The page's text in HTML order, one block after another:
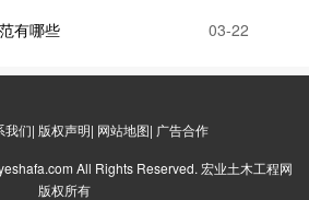
有哪些 03-22
我们| 版权声明| 网站地图| 广告合作
All Rights Reserved. 宏业土木工程网
版权所有